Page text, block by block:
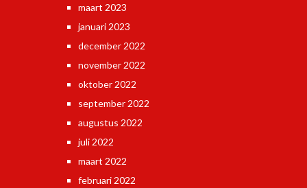
maart 2023
januari 2023
december 2022
november 2022
oktober 2022
september 2022
augustus 2022
juli 2022
maart 2022
februari 2022